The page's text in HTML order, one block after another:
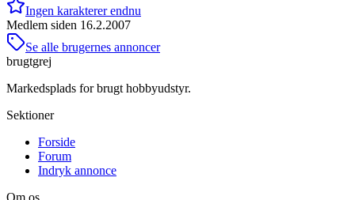
Ingen karakterer endnu
Medlem siden 16.2.2007
Se alle brugernes annoncer
brugtgrej
Markedsplads for brugt hobbyudstyr.
Sektioner
Forside
Forum
Indryk annonce
Om os